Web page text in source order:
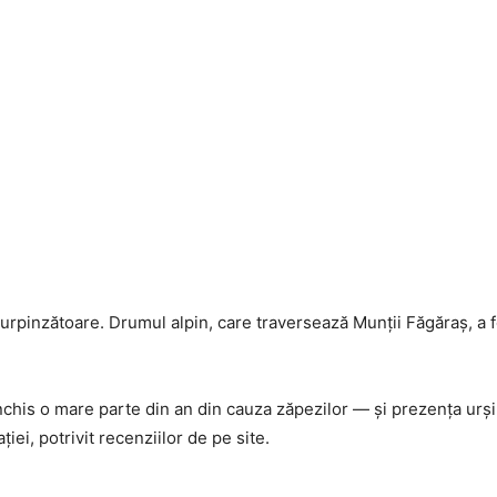
Drumul alpin, care traversează Munții Făgăraș, a
o mare parte din an din cauza zăpezilor — și prezența
potrivit recenziilor de pe site.